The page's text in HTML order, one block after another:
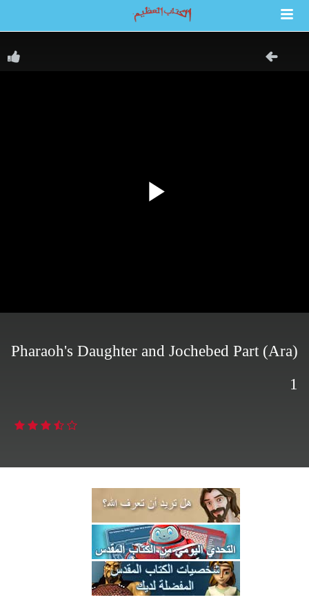
(Ara) Pharaoh's Daughter and Jochebed Part
1